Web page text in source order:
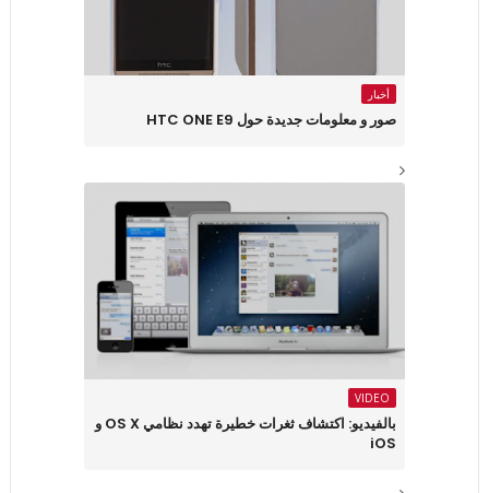
أخبار
صور و معلومات جديدة حول HTC ONE E9
VIDEO
بالفيديو: اكتشاف ثغرات خطيرة تهدد نظامي OS X و
iOS